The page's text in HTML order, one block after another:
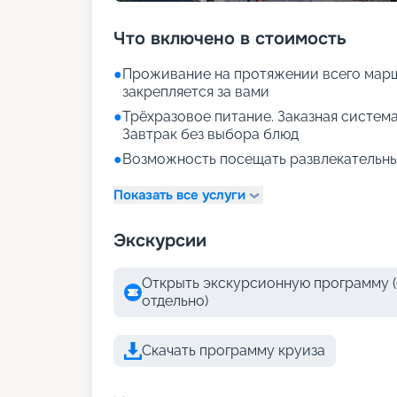
Что включено в стоимость
●Проживание на протяжении всего
закрепляется за вами
●Трёхразовое питание. Заказная
Завтрак без выбора блюд
●Возможность посещать
Показать все услуги
Экскурсии
Открыть экскурсионную программу
отдельно)
Скачать программу круиза